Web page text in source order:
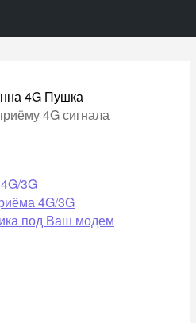
4G Пушка
4G сигнала
3G
4G/3G
под Ваш модем